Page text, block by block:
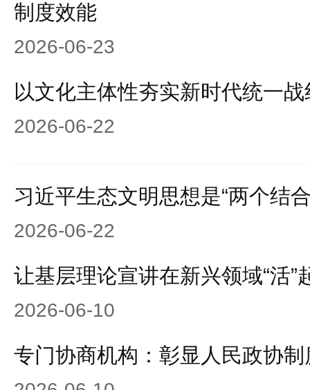
制度效能
2026-06-23
以文化主体性夯实新时代统一
2026-06-22
习近平生态文明思想是“两个结
2026-06-22
让基层理论宣讲在新兴领域“活”
2026-06-10
专门协商机构：彰显人民政协